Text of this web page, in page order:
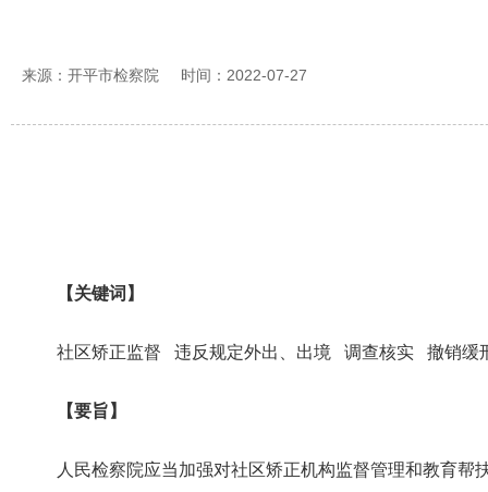
来源：开平市检察院 时间：2022-07-27
【关键词】
社区矫正监督 违反规定外出、出境 调查核实 撤销缓
【要旨】
人民检察院应当加强对社区矫正机构监督管理和教育